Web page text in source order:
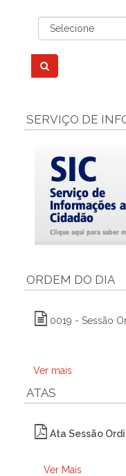
SERVIÇO DE
ORDEM DO DIA
0019 - Sessão
Ver mais
ATAS
Ata Sessão
Ver Mais